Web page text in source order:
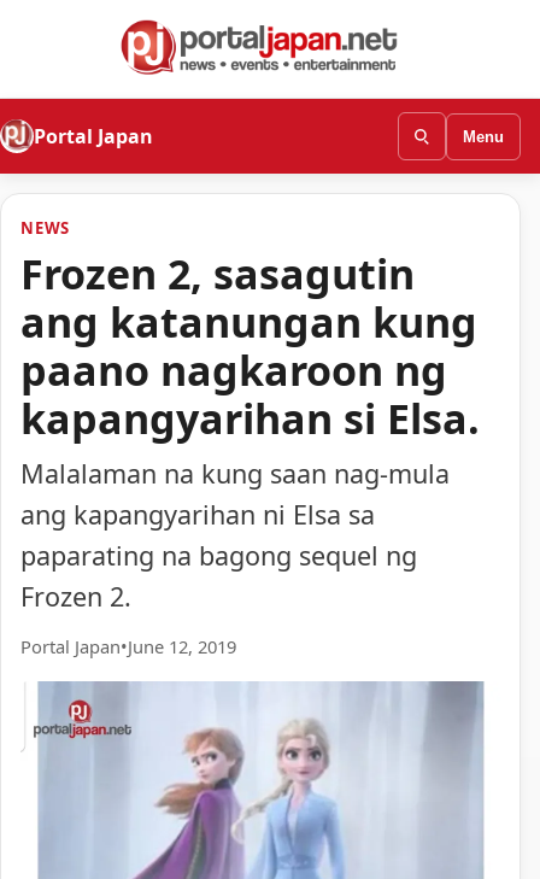
Portal Japan Menu
NEWS
Frozen 2, sasagutin
ang katanungan kung
paano nagkaroon ng
kapangyarihan si Elsa.
Malalaman na kung saan nag-mula
ang kapangyarihan ni Elsa sa
paparating na bagong sequel ng
Frozen 2.
Portal Japan•June 12, 2019